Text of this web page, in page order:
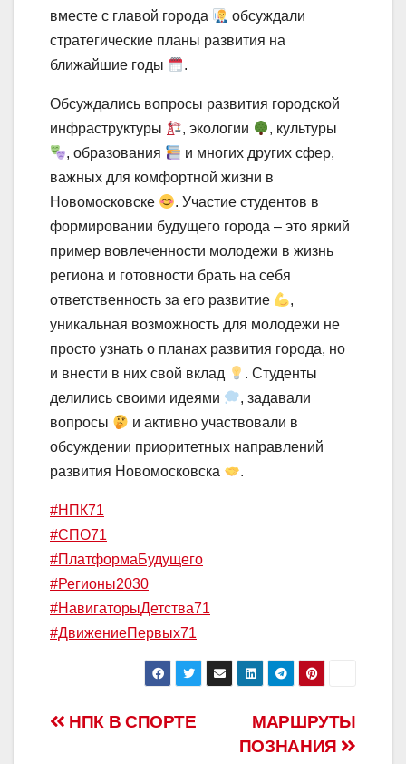
вместе с главой города
обсуждали
стратегические планы развития на
ближайшие годы
.
Обсуждались вопросы развития городской
инфраструктуры
, экологии
, культуры
, образования
и многих других сфер,
важных для комфортной жизни в
Новомосковске
. Участие студентов в
формировании будущего города – это яркий
пример вовлеченности молодежи в жизнь
региона и готовности брать на себя
ответственность за его развитие
,
уникальная возможность для молодежи не
просто узнать о планах развития города, но
и внести в них свой вклад
. Студенты
делились своими идеями
, задавали
вопросы
и активно участвовали в
обсуждении приоритетных направлений
развития Новомосковска
.
#НПК71
#СПО71
#ПлатформаБудущего
#Регионы2030
#НавигаторыДетства71
#ДвижениеПервых71
Навигация
МАРШРУТЫ
ПОЗНАНИЯ
НПК В СПОРТЕ